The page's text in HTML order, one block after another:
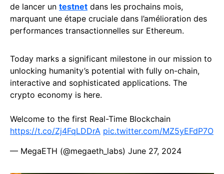
de lancer un testnet dans les prochains mois,
marquant une étape cruciale dans l’amélioration des
performances transactionnelles sur Ethereum.
Today marks a significant milestone in our mission to
unlocking humanity’s potential with fully on-chain,
interactive and sophisticated applications. The
crypto economy is here.
Welcome to the first Real-Time Blockchain
https://t.co/Zj4FqLDDrA pic.twitter.com/MZ5yEFdP7O
— MegaETH (@megaeth_labs) June 27, 2024